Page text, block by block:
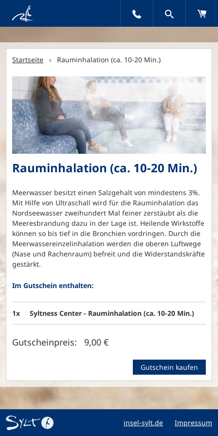
Startseite › Rauminhalation (ca. 10-20 Min.)
Rauminhalation (ca. 10-20 Min.)
Meerwasser besitzt einen Salzgehalt von mindestens 3%.
Mit Hilfe von Ultraschall wird für die Rauminhalation das
Nordseewasser zweihundert Mal feiner zerstäubt als die
Meeresbrandung dazu in der Lage ist. Heilende Wirkstoffe
können so bis tief in die Bronchien vordringen. Durch die
Meerwassereinzelinhalation werden die oberen Luftwege
(Nase und Rachenraum) befreit und die Widerstandskräfte
gestärkt.
Im Gutschein enthalten:
1x Syltness Center - Rauminhalation (ca. 10-20 Min.)
Gutscheinpreis: 9,00 €
Gutschein kaufen
insel-sylt.de Impressum